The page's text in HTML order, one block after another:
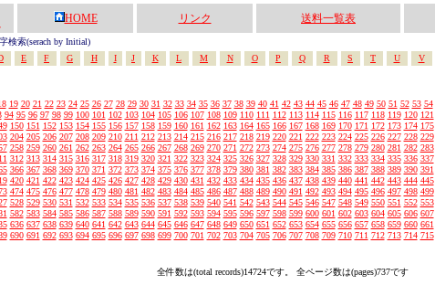
HOME リンク 送料一覧表
検索(serach by Initial)
E F G H I J K L M N O P Q R S T U V
19 20 21 22 23 24 25 26 27 28 29 30 31 32 33 34 35 36 37 38 39 40 41 42 43 44 45 46 47 48 49 50 51 52 53 54
94 95 96 97 98 99 100 101 102 103 104 105 106 107 108 109 110 111 112 113 114 115 116 117 118 119 120 121
150 151 152 153 154 155 156 157 158 159 160 161 162 163 164 165 166 167 168 169 170 171 172 173 174 175
204 205 206 207 208 209 210 211 212 213 214 215 216 217 218 219 220 221 222 223 224 225 226 227 228 229
258 259 260 261 262 263 264 265 266 267 268 269 270 271 272 273 274 275 276 277 278 279 280 281 282 283
312 313 314 315 316 317 318 319 320 321 322 323 324 325 326 327 328 329 330 331 332 333 334 335 336 337
366 367 368 369 370 371 372 373 374 375 376 377 378 379 380 381 382 383 384 385 386 387 388 389 390 391
420 421 422 423 424 425 426 427 428 429 430 431 432 433 434 435 436 437 438 439 440 441 442 443 444 445
474 475 476 477 478 479 480 481 482 483 484 485 486 487 488 489 490 491 492 493 494 495 496 497 498 499
528 529 530 531 532 533 534 535 536 537 538 539 540 541 542 543 544 545 546 547 548 549 550 551 552 553
582 583 584 585 586 587 588 589 590 591 592 593 594 595 596 597 598 599 600 601 602 603 604 605 606 607
636 637 638 639 640 641 642 643 644 645 646 647 648 649 650 651 652 653 654 655 656 657 658 659 660 661
690 691 692 693 694 695 696 697 698 699 700 701 702 703 704 705 706 707 708 709 710 711 712 713 714 715
全件数は(total records)14724です。 全ページ数は(pages)737です